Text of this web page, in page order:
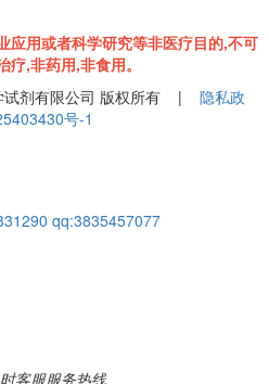
应用或者科学研究等非医疗目的,不可
,非药用,非食用。
试剂有限公司 版权所有 | 隐私政
号-1
qq:3835457077
客服服务热线